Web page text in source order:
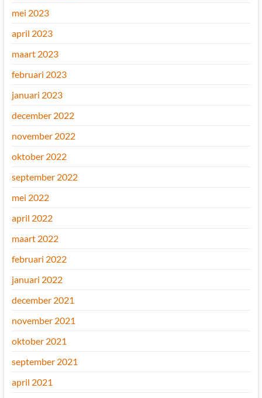
mei 2023
april 2023
maart 2023
februari 2023
januari 2023
december 2022
november 2022
oktober 2022
september 2022
mei 2022
april 2022
maart 2022
februari 2022
januari 2022
december 2021
november 2021
oktober 2021
september 2021
april 2021